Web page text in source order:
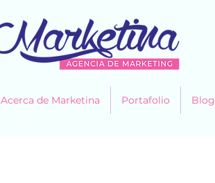
Acerca de Marketina Portafolio Blog